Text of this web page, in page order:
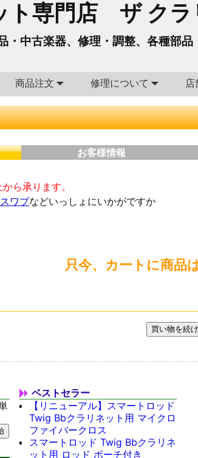
ト専門店 ザ クラ
・中古楽器、修理・調整、各種部品
商品注文 修理について 店
お客様情報
ら承ります。
ワブなどいっしょにいかがですか
只今、カートに商品
ベストセラー
【リニューアル】スマートロッド
Twig Bbクラリネット用 マイクロ
ファイバークロス
スマートロッド Twig Bbクラリネ
ット用 ロッド ポーチ付き